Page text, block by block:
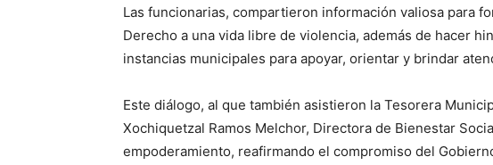
Las funcionarias, compartieron información valiosa para
Derecho a una vida libre de violencia, además de hacer
instancias municipales para apoyar, orientar y brindar
Este diálogo, al que también asistieron la Tesorera
Xochiquetzal Ramos Melchor, Directora de Bienestar
empoderamiento, reafirmando el compromiso del